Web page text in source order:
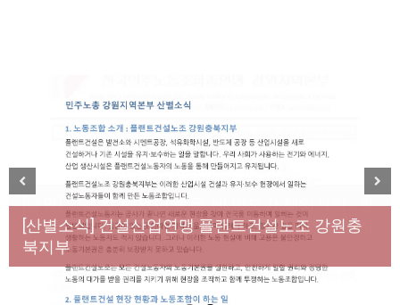
[성명] 막을 수 있었던 죽음, HL만도가 책임져라 : 청
년노동자 사망사고의 철저한 진상규명과 재발방지
대책 마련하라
[산별소식] 건설산업연맹 플랜트건설노조 강원충
북지부
Previous Next